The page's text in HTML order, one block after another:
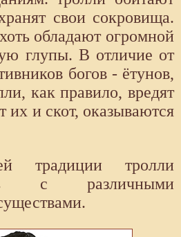
свои сокровища.
обладают огромной
глупы. В отличие от
богов - ётунов,
как правило, вредят
и скот, оказываются
традиции тролли
с различными